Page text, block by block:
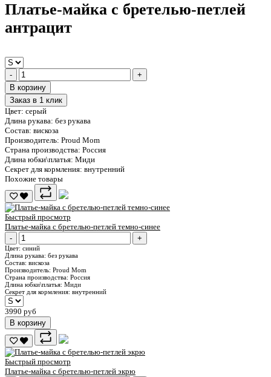
Платье-майка с бретелью-петлей
антрацит
-
+
В корзину
Заказ в 1 клик
Цвет: серый
Длина рукава: без рукава
Состав: вискоза
Производитель: Proud Mom
Страна производства: Россия
Длина юбки\платья: Миди
Секрет для кормления: внутренний
Похожие товары
Быстрый просмотр
Платье-майка с бретелью-петлей темно-синее
-
+
Цвет: синий
Длина рукава: без рукава
Состав: вискоза
Производитель: Proud Mom
Страна производства: Россия
Длина юбки\платья: Миди
Секрет для кормления: внутренний
3990 руб
В корзину
Быстрый просмотр
Платье-майка с бретелью-петлей экрю